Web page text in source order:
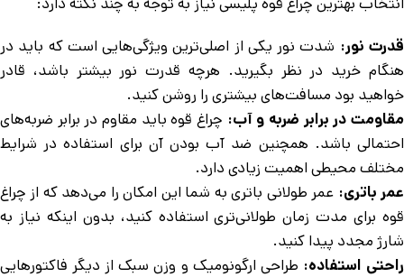
قدرت نور: شدت نور یکی از اصلی‌ترین ویژگی‌هایی است که باید در
هنگام خرید در نظر بگیرید. هرچه قدرت نور بیشتر باشد، قادر
خواهید بود مسافت‌های بیشتری را روشن کنید.
مقاومت در برابر ضربه و آب: چراغ قوه باید مقاوم در برابر ضربه‌های
احتمالی باشد. همچنین ضد آب بودن آن برای استفاده در شرایط
مختلف محیطی اهمیت زیادی دارد.
عمر باتری: عمر طولانی باتری به شما این امکان را می‌دهد که از چراغ
قوه برای مدت زمان طولانی‌تری استفاده کنید، بدون اینکه نیاز به
شارژ مجدد پیدا کنید.
راحتی استفاده: طراحی ارگونومیک و وزن سبک از دیگر فاکتورهایی